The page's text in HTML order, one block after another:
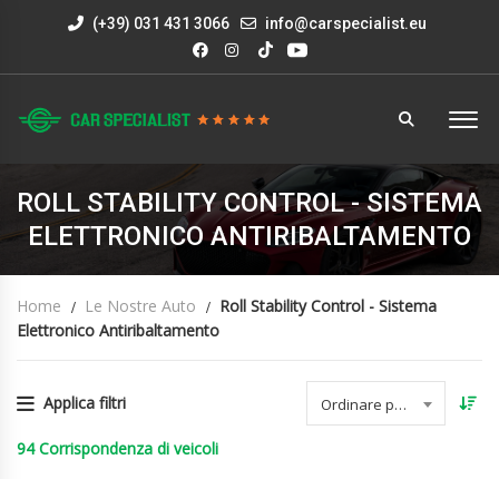
(+39) 031 431 3066 info@carspecialist.eu
ROLL STABILITY CONTROL - SISTEMA
ELETTRONICO ANTIRIBALTAMENTO
Home Le Nostre Auto
Roll Stability Control - Sistema
Elettronico Antiribaltamento
Applica filtri Ordinare per data
94 Corrispondenza di veicoli